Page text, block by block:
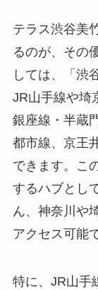
テラス渋谷美
るのが、その
しては、「渋
JR山手線や埼
銀座線・半蔵
都市線、京王
できます。こ
するハブとし
ん、神奈川や
アクセス可能
特に、JR山手